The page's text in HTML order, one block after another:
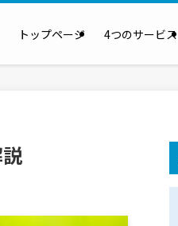
トップページ 4つのサービス